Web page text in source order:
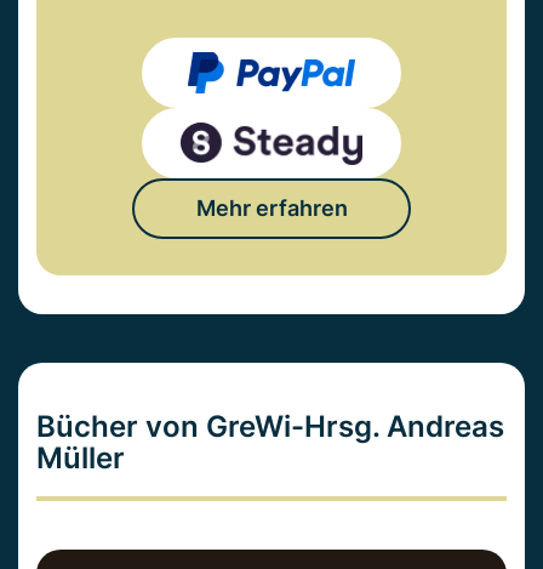
Mehr erfahren
Bücher von GreWi-Hrsg. Andreas
Müller